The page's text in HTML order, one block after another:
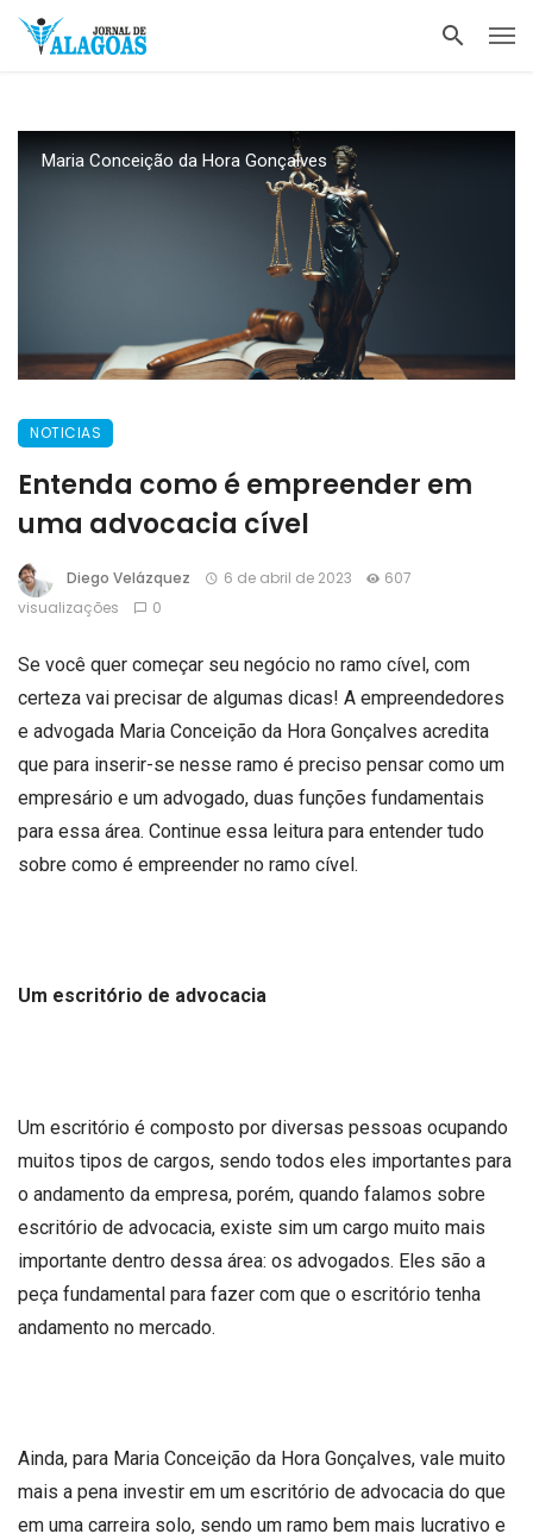
Maria Conceição da Hora Gonçalves
NOTICIAS
Entenda como é empreender em
uma advocacia cível
Diego Velázquez 6 de abril de 2023
607
visualizações
0
Se você quer começar seu negócio no ramo cível, com
certeza vai precisar de algumas dicas! A empreendedores
e advogada Maria Conceição da Hora Gonçalves acredita
que para inserir-se nesse ramo é preciso pensar como um
empresário e um advogado, duas funções fundamentais
para essa área. Continue essa leitura para entender tudo
sobre como é empreender no ramo cível.
Um escritório de advocacia
Um escritório é composto por diversas pessoas ocupando
muitos tipos de cargos, sendo todos eles importantes para
o andamento da empresa, porém, quando falamos sobre
escritório de advocacia, existe sim um cargo muito mais
importante dentro dessa área: os advogados. Eles são a
peça fundamental para fazer com que o escritório tenha
andamento no mercado.
Ainda, para Maria Conceição da Hora Gonçalves, vale muito
mais a pena investir em um escritório de advocacia do que
em uma carreira solo, sendo um ramo bem mais lucrativo e